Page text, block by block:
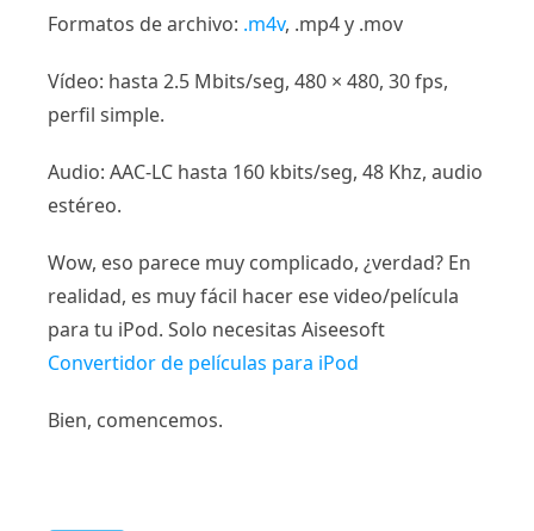
Formatos de archivo: .m4v, .mp4 y .mov
Vídeo: hasta 2.5 Mbits/seg, 480 × 480, 30 fps,
perfil simple.
Audio: AAC-LC hasta 160 kbits/seg, 48 Khz, audio
estéreo.
Wow, eso parece muy complicado, ¿verdad? En
realidad, es muy fácil hacer ese video/película
para tu iPod. Solo necesitas Aiseesoft
Convertidor de películas para iPod
Bien, comencemos.